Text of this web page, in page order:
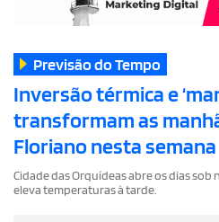
Previsão do Tempo
Inversão térmica e
transformam as
Floriano nesta semana
Cidade das Orquídeas abre os dias
eleva temperaturas à tarde.